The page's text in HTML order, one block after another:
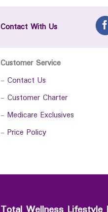
Contact With Us
Customer Service
- Contact Us
- Customer Charter
- Medicare Exclusives
- Price Policy